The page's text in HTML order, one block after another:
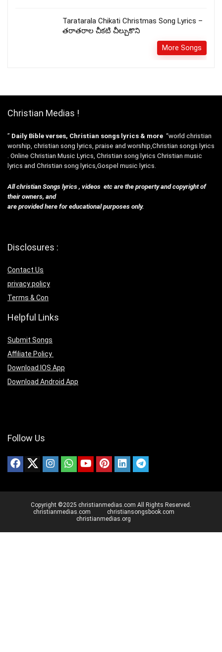
Taratarala Chikati Christmas Song Lyrics –
తరాతరాల చీకటి చీల్చుకొని
More Songs
Christian Medias !
” Daily Bible verses, Christian songs lyrics & more “world christian
worship, christian song lyrics, praise and worship,Christian songs lyrics
. Online Christian Music Lyrics, Christian song lyrics Christian music
lyrics and Christian song lyrics,Gospel music lyrics.
All christian Songs lyrics , videos etc are the property and copyright of
their owners, and
are provided here for educational purposes only.
Disclosures :
Contact Us
privacy policy
Terms & Con
Helpful Links
Submit Songs
Affiliate Policy
Download IOS App
Download Android App
Follow Us
Copyright ©2025 christianmedias.com All Rights Reserved.
christianmedias.com
christiansongsbook.com
christianmedias.org